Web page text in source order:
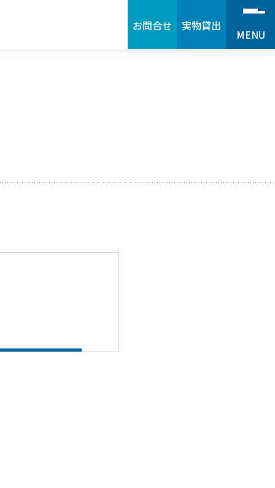
お問合せ 実物貸出
MENU